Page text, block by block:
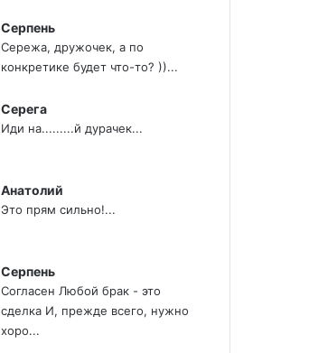
Серпень
Сережа, дружочек, а по
конкретике будет что-то? ))...
Серега
Иди на.........й дурачек...
Анатолий
Это прям сильно!...
Серпень
Согласен Любой брак - это
сделка И, прежде всего, нужно
хоро...